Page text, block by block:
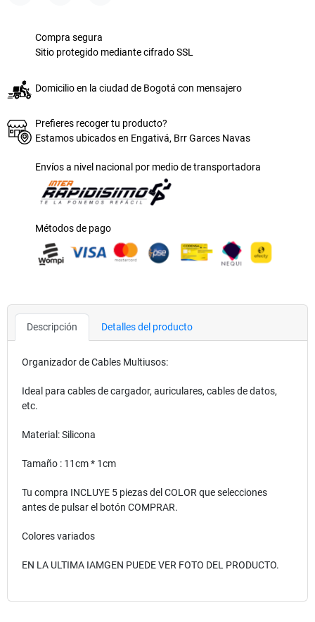
Compra segura
Sitio protegido mediante cifrado SSL
Domicilio en la ciudad de Bogotá con mensajero
Prefieres recoger tu producto?
Estamos ubicados en Engativá, Brr Garces Navas
Envíos a nivel nacional por medio de transportadora
Métodos de pago
Descripción Detalles del producto
Organizador de Cables Multiusos:
Ideal para cables de cargador, auriculares, cables de datos,
etc.
Material: Silicona
Tamaño : 11cm * 1cm
Tu compra INCLUYE 5 piezas del COLOR que selecciones
antes de pulsar el botón COMPRAR.
Colores variados
EN LA ULTIMA IAMGEN PUEDE VER FOTO DEL PRODUCTO.